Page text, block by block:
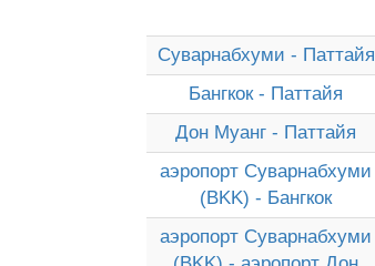
Суварнабхуми - Паттайя
Бангкок - Паттайя
Дон Муанг - Паттайя
аэропорт Суварнабхуми
(BKK) - Бангкок
аэропорт Суварнабхуми